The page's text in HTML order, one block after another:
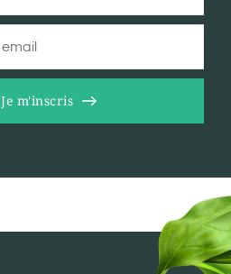
Je m'inscris